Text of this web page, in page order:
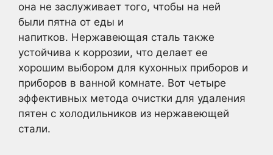
она не заслуживает того, чтобы на ней
были пятна от еды и
напитков. Нержавеющая сталь также
устойчива к коррозии, что делает ее
хорошим выбором для кухонных приборов и
приборов в ванной комнате. Вот четыре
эффективных метода очистки для удаления
пятен с холодильников из нержавеющей
стали.